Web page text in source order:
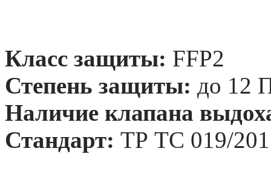
Класс защиты: FFP2
Степень защиты: до 12
Наличие клапана
Стандарт: ТР ТС 019/